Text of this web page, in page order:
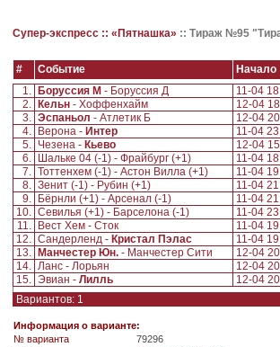
Супер-экспресс :: «Пятнашка» :: Тираж №95
# Событие Начало
1.
Боруссия М - Боруссия Д 11-04
2.
Кельн - Хоффенхайм 12-04
3. Эспаньол - Атлетик Б 12-04
4.
Верона - Интер 11-04
5. Чезена - Кьево 12-04
6.
Шальке 04 (-1) - Фрайбург (+1) 11-04
7. Тоттенхем (-1) - Астон Вилла (+1) 11-04
8. Зенит (-1) - Рубин (+1) 11-04
9.
Бёрнли (+1) - Арсенал (-1) 11-04
10. Севилья (+1) - Барселона (-1) 11-04
11.
Вест Хем - Сток 11-04
12. Сандерленд - Кристал Пэлас 11-04
13.
Манчестер Юн. - Манчестер Сити 12-04
14. Ланс - Лорьян 12-04
15. Эвиан - Лилль 12-04
Вариантов: 1
Информация о варианте:
№ варианта
79296